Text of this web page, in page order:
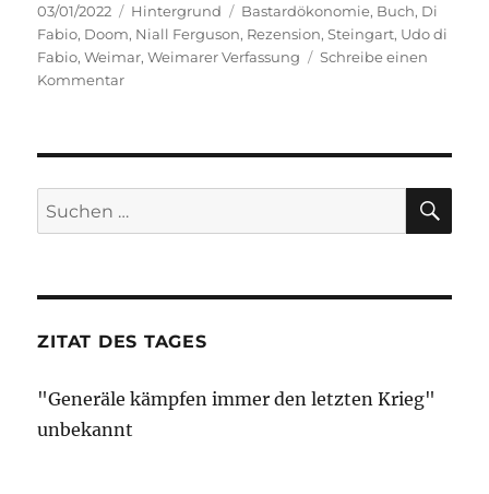
Veröffentlicht
am
03/01/2022 Kategorien
Hintergrund Schlagwörter
Bastardökonomie, Buch, Di
Fabio, Doom, Niall Ferguson, Rezension,Steingart, Udo di
Fabio,Weimar,Weimarer Verfassung
Schreibe einen
Kommentarzu
Blick
zurück
nach
Suche
nach:
ZITAT DES TAGES
"Generäle kämpfen immer den letzten Krieg"
unbekannt